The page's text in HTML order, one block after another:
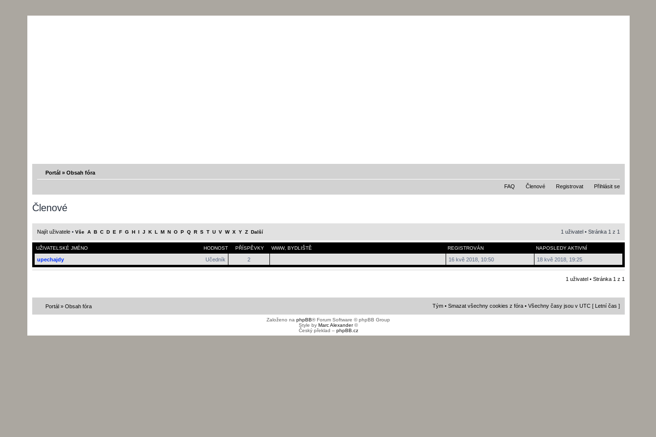
Portál» Obsah fóra
FAQ Členové Registrovat Přihlásit se
Členové
Najít uživatele• Vše A B C D E F G H I J K L M N O P Q R S T U V W X Y Z Další 1 uživatel • Stránka 1 z 1
HODNOST
UŽIVATELSKÉ JMÉNO PŘÍSPĚVKY WWW, BYDLIŠTĚ REGISTROVÁN NAPOSLEDY AKTIVNÍ
Učedník
upechajdy 2 16 kvě 2018, 10:50 18 kvě 2018, 19:25
1 uživatel • Stránka 1 z 1
Portál» Obsah fóra Tým •Smazat všechny cookies z fóra • Všechny časy jsou v UTC [ Letní čas ]
Založeno naphpBB® Forum Software © phpBB Group
Style byMarc Alexander©
Český překlad – phpBB.cz